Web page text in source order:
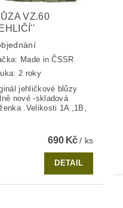
VZ.60
Made in ČSSR
2 roky
jehličkové blůzy
nové -skladová
.Velikosti 1A ,1B,
690 Kč/ ks
DETAIL